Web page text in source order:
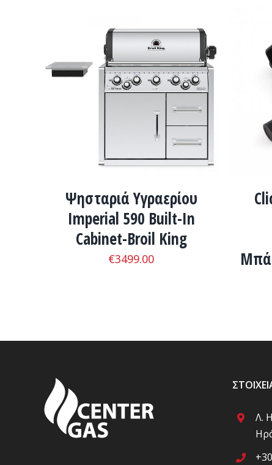
ΛΕΠΤΟΜΈΡΕΙΕΣ
Ψησταριά Υγραερίου
Imperial 590 Built-In
Cabinet-Broil King
€3499.00
Λ.